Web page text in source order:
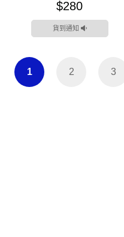
$280
貨到通知
1 2 3